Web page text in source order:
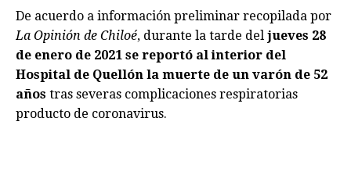
De acuerdo a información preliminar recopilada por
La Opinión de Chiloé, durante la tarde del jueves 28
de enero de 2021 se reportó al interior del
Hospital de Quellón la muerte de un varón de 52
años tras severas complicaciones respiratorias
producto de coronavirus.